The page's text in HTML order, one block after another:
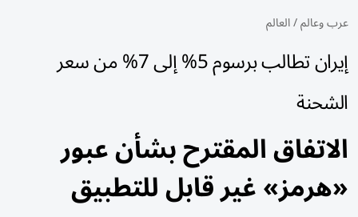
عرب وعالم/العالم
إيران تطالب برسوم 5% إلى 7% من سعر
الشحنة
الاتفاق المقترح بشأن عبور
«هرمز» غير قابل للتطبيق